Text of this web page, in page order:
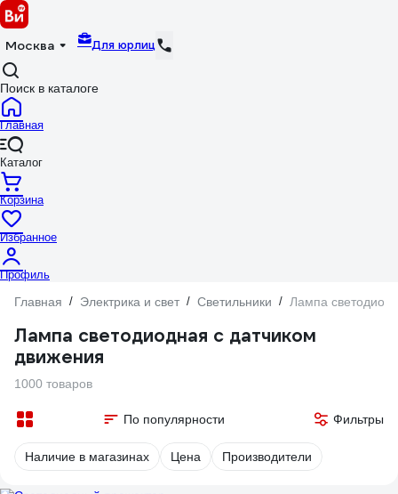
Москва Для юрлиц
Поиск в каталоге
Главная
Каталог
Корзина
Избранное
Профиль
Главная / Электрика и свет / Светильники / Лампа
Лампа светодиодная с датчиком
движения
1000 товаров
По популярности Фильтры
Наличие в магазинах Цена Производители